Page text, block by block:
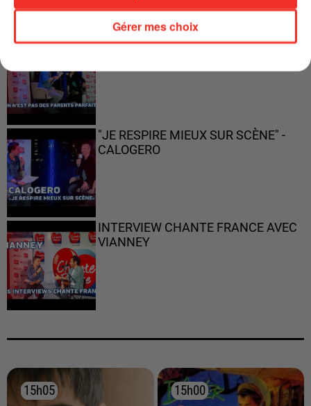
"ON N'EST PAS DES PARENTS
"JE RESPIRE MIEUX SUR SCÈNE" -
CALOGERO
INTERVIEW CHANTE FRANCE AVEC
VIANNEY
15h05
15h05 15h00
15h00
Gérer mes choix